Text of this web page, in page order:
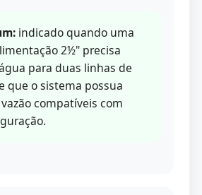
indicado quando uma
2½" precisa
para duas linhas de
que o sistema possua
compatíveis com